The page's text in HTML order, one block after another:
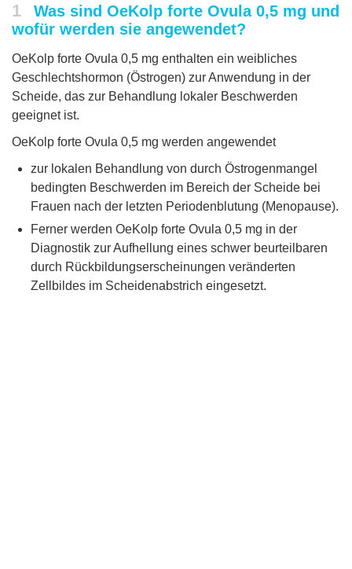
1
Was sind OeKolp forte Ovula 0,5 mg und
wofür werden sie angewendet?
OeKolp forte Ovula 0,5 mg enthalten ein weibliches
Geschlechtshormon (Östrogen) zur Anwendung in der
Scheide, das zur Behandlung lokaler Beschwerden
geeignet ist.
OeKolp forte Ovula 0,5 mg werden angewendet
zur lokalen Behandlung von durch Östrogenmangel
bedingten Beschwerden im Bereich der Scheide bei
Frauen nach der letzten Periodenblutung (Menopause).
Ferner werden OeKolp forte Ovula 0,5 mg in der
Diagnostik zur Aufhellung eines schwer beurteilbaren
durch Rückbildungserscheinungen veränderten
Zellbildes im Scheidenabstrich eingesetzt.